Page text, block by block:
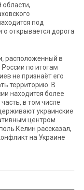
области,
под
открывается дорога
расположенный в
по итогам
не признаёт его
территорию. В
находится более
в том числе
украинские
центром
рассказал,
на Украине